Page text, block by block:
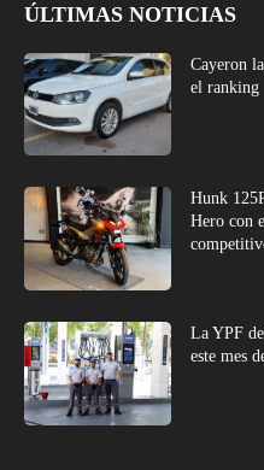
ÚLTIMAS NOTICIAS
Cayeron
el ranking
Hunk
Hero con
La YPF
este mes